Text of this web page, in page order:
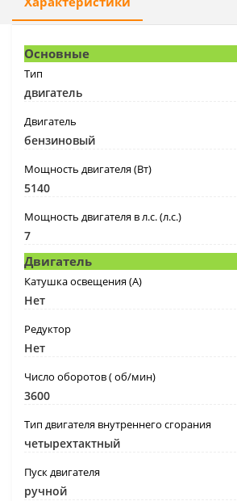
Основные
Тип
двигатель
Двигатель
бензиновый
Мощность двигателя (Вт)
5140
Мощность двигателя в л.с. (л.с.)
7
Двигатель
Катушка освещения (А)
Нет
Редуктор
Нет
Число оборотов ( об/мин)
3600
Тип двигателя внутреннего сгорания
четырехтактный
Пуск двигателя
ручной